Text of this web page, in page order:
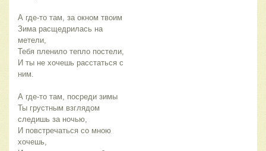
А где-то там, за окном твоим
Зима расщедрилась на
метели,
Тебя пленило тепло постели,
И ты не хочешь расстаться с
ним.
А где-то там, посреди зимы
Ты грустным взглядом
следишь за ночью,
И повстречаться со мною
хочешь,